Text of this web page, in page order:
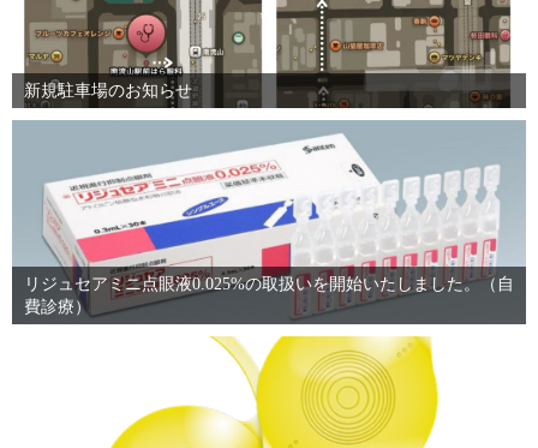
新規駐車場のお知らせ
リジュセアミニ点眼液0.025%の取扱いを開始いたしました。（自
費診療）